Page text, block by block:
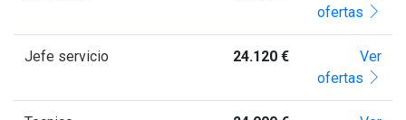
ofertas
Jefe servicio 24.120 €
Ver
ofertas